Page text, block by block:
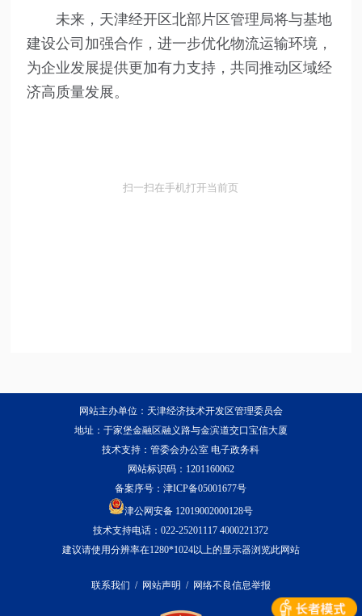
未来，天津经开区北部片区管理局将与基地
建设公司加强合作，进一步优化物流运输环境，
为企业发展提供更加有力支持，共同推动区域经
济高质量发展。
扫一扫在手机打开当前页
网站主办单位：天津经济技术开发区管理委员会
地址：于家堡金融区融义路与金滨道交口宝信大厦
技术支持：管委会办公室 电子政务科
网站标识码：1201160062
备案序号：津ICP备05001677号
津公网安备 12019002000128号
技术支持电话：022-25201117 4000221372
建议请使用分辨率在1280*1024以上的显示器浏览此网站
联系我们 / 网站声明 / 网络不良信息举报